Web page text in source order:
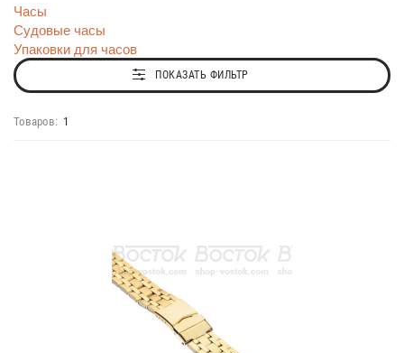
Часы
Судовые часы
Упаковки для часов
ПОКАЗАТЬ ФИЛЬТР
Товаров: 1